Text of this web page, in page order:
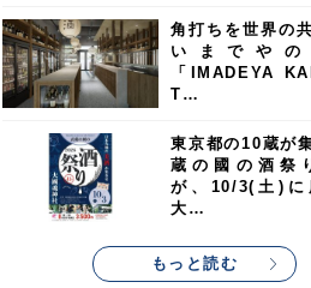
全蔵めぐり 1 シンガポール 1 カナダ
群馬県 1 熊本県 徳島県
イギリス 1 ノルウェー 1 新宿区 1
歌舞伎町 1 1 鳥取県 1
saketimes_image_4
角打ちを世界の
いまでやの
「IMADEYA
T…
東京都の10蔵が
蔵の國の酒祭
が、10/3(土)に
大…
もっと読む